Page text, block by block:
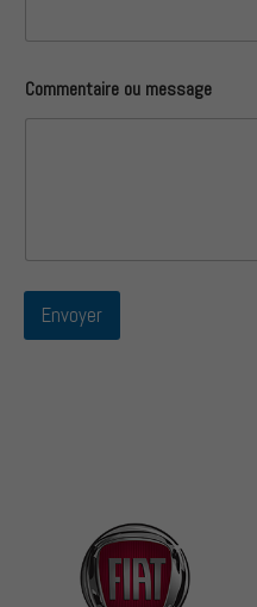
Commentaire ou message
Envoyer